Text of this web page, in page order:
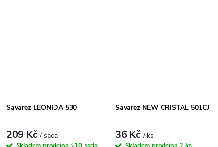
Savarez LEONIDA 530
209 Kč/ sada
Savarez NEW CRISTAL 501CJ
36 Kč/ ks